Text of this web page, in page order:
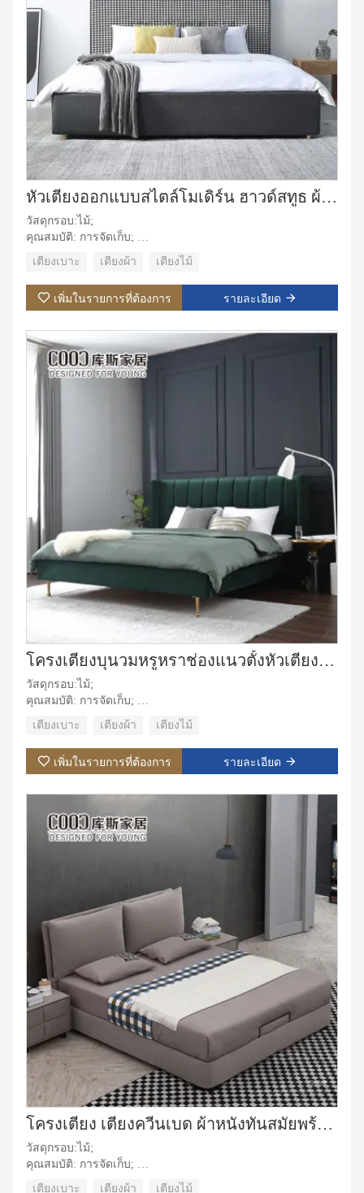
หัวเตียงออกแบบสไตล์โมเดิร์น ฮาวด์สทูธ ผ้าโรงแรมหรูขนาดคิงไซส์เฟอร์นิเจอร์เตียงคู่
วัสดุกรอบ:ไม้;
คุณสมบัติ: การจัดเก็บ;
วัสดุหุ้มเบาะ:ผ้า;
การใช้งานเฉพาะ: วิลล่า, อพาร์ตเมนต์, ห้องชุดโรงแรม, ห้อง
มาสเตอร์
เตียงเบาะ เตียงผ้า เตียงไม้
เพิ่มในรายการที่ต้องการ รายละเอียด
โครงเตียงบุนวมหรูหราช่องแนวตั้งหัวเตียงกระจุกเตียงเก็บของคู่
วัสดุกรอบ:ไม้;
คุณสมบัติ: การจัดเก็บ;
วัสดุหุ้มเบาะ:ผ้า;
การใช้งานเฉพาะ: วิลล่า, อพาร์ตเมนต์, ห้องชุดโรงแรม, ห้อง
มาสเตอร์
เตียงเบาะ เตียงผ้า เตียงไม้
เพิ่มในรายการที่ต้องการ รายละเอียด
โครงเตียง เตียงควีนเบด ผ้าหนังทันสมัยพร้อมกล่องเก็บของชุดเฟอร์นิเจอร์ห้องนอน
วัสดุกรอบ:ไม้;
คุณสมบัติ: การจัดเก็บ;
วัสดุหุ้มเบาะ:ผ้า;
เตียงเบาะ เตียงผ้า เตียงไม้